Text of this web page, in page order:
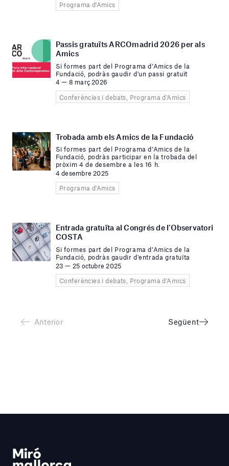
Programa d'Amics
Passis gratuïts ARCOmadrid 2026 per als
Amics
Si formes part del Programa d’Amics de la
Fundació, podràs gaudir d'un passi gratuït
4 — 8 març 2026
Conferències i debats, Programa d'Amics
Trobada amb els Amics de la Fundació
Si formes part del Programa d’Amics de la
Fundació, podràs participar en la trobada del
pròxim 4 de desembre a les 16 h.
4 desembre 2025
Programa d'Amics
Entrada gratuïta al Congrés de l’Observatori
COSTA
Si formes part del Programa d’Amics de la
Fundació, podràs gaudir d'entrada gratuïta
23 — 25 octubre 2025
Conferències i debats, Programa d'Amics
Anterior Següent